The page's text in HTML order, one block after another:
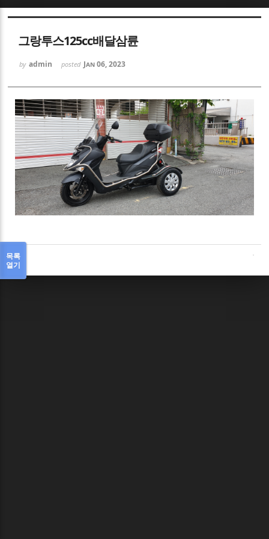
그랑투스125cc배달삼륜
by admin posted Jan 06, 2023
목록
열기
Sketchbook5, 스케치북5
Sketchbook5, 스케치북5